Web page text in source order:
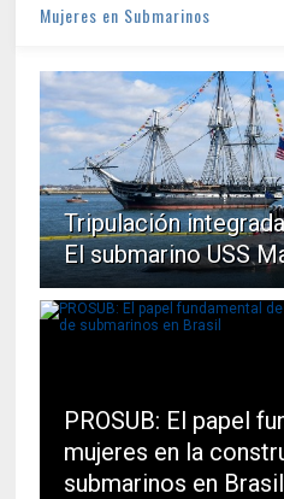
Mujeres en Submarinos
Tripulación
El submarino USS
PROSUB: El papel
mujeres en la
submarinos en Brasil